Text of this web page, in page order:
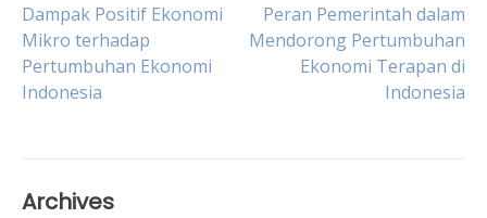
Post
navigation
Dampak Positif Ekonomi
Mikro terhadap
Pertumbuhan Ekonomi
Indonesia
Peran Pemerintah dalam
Mendorong Pertumbuhan
Ekonomi Terapan di
Indonesia
Archives